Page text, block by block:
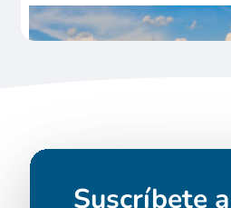
Suscríbete